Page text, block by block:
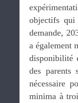
objectifs qui
demande,
a également
disponibilité
des parents
nécessaire
minima à